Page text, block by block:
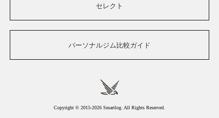
セレクト
パーソナルジム比較ガイド
Copyright © 2015-2026 Smartlog. All Rights Reserved.